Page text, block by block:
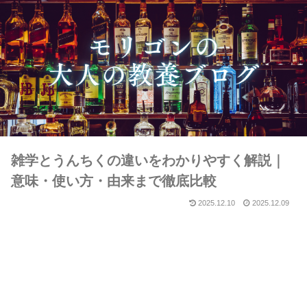
雑学とうんちくの違いをわかりやすく解説｜
意味・使い方・由来まで徹底比較
2025.12.10 2025.12.09